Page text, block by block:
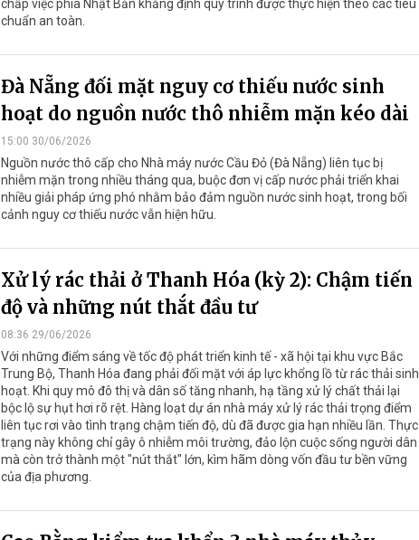
chấp việc phía Nhật Bản khẳng định quy trình được thực hiện theo các tiêu
chuẩn an toàn.
Đà Nẵng đối mặt nguy cơ thiếu nước sinh
hoạt do nguồn nước thô nhiễm mặn kéo dài
15:00 30/06/2026
Nguồn nước thô cấp cho Nhà máy nước Cầu Đỏ (Đà Nẵng) liên tục bị
nhiễm mặn trong nhiều tháng qua, buộc đơn vị cấp nước phải triển khai
nhiều giải pháp ứng phó nhằm bảo đảm nguồn nước sinh hoạt, trong bối
cảnh nguy cơ thiếu nước vẫn hiện hữu.
Xử lý rác thải ở Thanh Hóa (kỳ 2): Chậm tiến
độ và những nút thắt đầu tư
08:36 29/06/2026
Với những điểm sáng về tốc độ phát triển kinh tế - xã hội tại khu vực Bắc
Trung Bộ, Thanh Hóa đang phải đối mặt với áp lực khổng lồ từ rác thải sinh
hoạt. Khi quy mô đô thị và dân số tăng nhanh, hạ tầng xử lý chất thải lại
bộc lộ sự hụt hơi rõ rệt. Hàng loạt dự án nhà máy xử lý rác thải trọng điểm
liên tục rơi vào tình trạng chậm tiến độ, dù đã được gia hạn nhiều lần. Thực
trạng này không chỉ gây ô nhiễm môi trường, đảo lộn cuộc sống người dân
mà còn trở thành một "nút thắt" lớn, kìm hãm dòng vốn đầu tư bền vững
của địa phương.